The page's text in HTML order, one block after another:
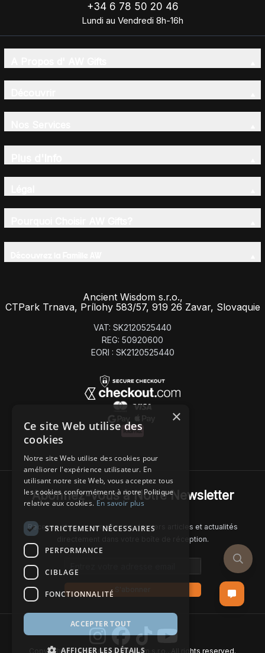
+34 6 78 50 20 46
Lundi au Vendredi 8h-16h
Ancient Wisdom s.r.o.,
CTPark Trnava, Prílohy 583/57, 919 26 Zavar, Slovaquie
VAT: SK2120525440
REG: 50920600
EORI : SK2120525440
Abonnez-Vous à Notre Newsletter
Recevez chaque semaine nos derniers articles et actualités
directement dans votre boîte de réception.
Copyright © 2024 Ancient Wisdom s.r.o., All rights reserved.
×
Ce site Web utilise des
cookies
Notre site Web utilise des cookies pour
améliorer l'expérience utilisateur. En
utilisant notre site Web, vous acceptez tous
les cookies conformément à notre Politique
relative aux cookies.En savoir plus
STRICTEMENT NÉCESSAIRES
PERFORMANCE
CIBLAGE
FONCTIONNALITÉ
ACCEPTER TOUT
AFFICHER LES DÉTAILS